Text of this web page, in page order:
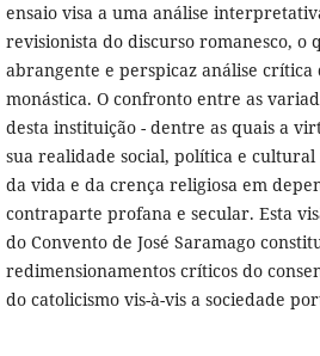
ensaio visa a uma análise
revisionista do discurso romanesco, o
abrangente e perspicaz análise crítica
monástica. O confronto entre as
desta instituição - dentre as quais a
sua realidade social, política e
da vida e da crença religiosa em
contraparte profana e secular. Esta
do Convento de José Saramago
redimensionamentos críticos do
do catolicismo vis-à-vis a sociedade